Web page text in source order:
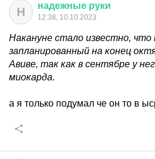
Н надежные руки
12:38, 10.10.2023
Накануне стало известно,
запланированный на конец
Авиве, так как в сентябре у
миокарда.
а я только подумал че он то в